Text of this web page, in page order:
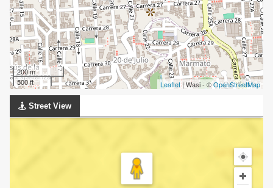
200 m
500 ft
Leaflet| Wasi - ©OpenStreetMap
Street View